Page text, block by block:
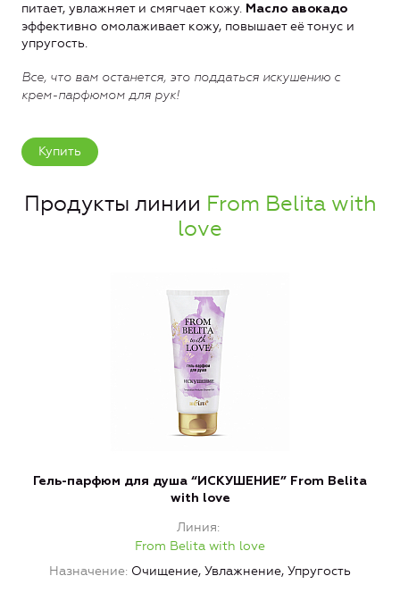
питает, увлажняет и смягчает кожу. Масло авокадо
эффективно омолаживает кожу, повышает её тонус и
упругость.
Все, что вам останется, это поддаться искушению с
крем-парфюмом для рук!
Купить
Продукты линии From Belita with
love
Гель-парфюм для душа “ИСКУШЕНИЕ” From Belita
with love
Линия
From Belita with love
Назначение Очищение, Увлажнение, Упругость